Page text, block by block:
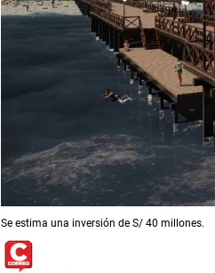
Se estima una inversión de S/ 40 millones.